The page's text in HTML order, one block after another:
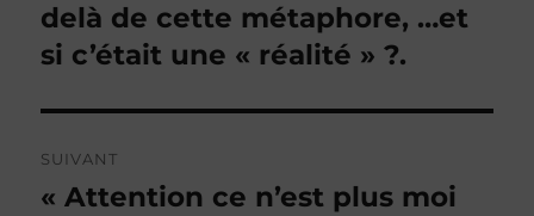
l’article
précédente :
delà de cette métaphore, …et
si c’était une « réalité » ?.
SUIVANT
Publication
« Attention ce n’est plus moi